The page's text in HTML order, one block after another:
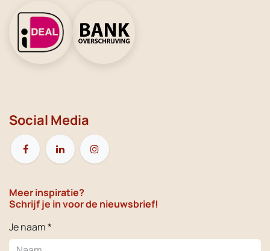
Social Media
Meer inspiratie?
Schrijf je in voor de nieuwsbrief!
Je naam *